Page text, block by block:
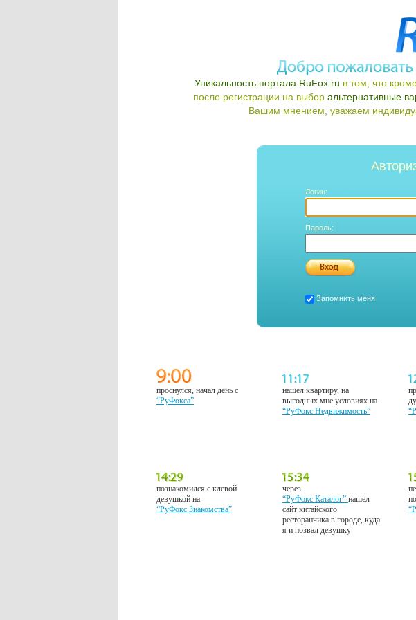
Уникальность портала RuFox.ru в том, что
после регистрации на выбор альтернативные
Вашим мнением, уважаем
Логин:
Пароль:
Запомнить меня
проснулся, начал день с
“РуФокса”
нашел квартиру, на
выгодных мне условиях на
“РуФокс Недвижимость”
познакомился с клевой
девушкой на
“РуФокс Знакомства”
через
“РуФокс Каталог”нашел
сайт китайского
ресторанчика в городе, куда
я и позвал девушку